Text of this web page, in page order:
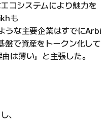
コシステムにより魅力を
も
うな主要企業はすでにArbi
盤で資産をトークン化して
は薄い」と主張した。
、